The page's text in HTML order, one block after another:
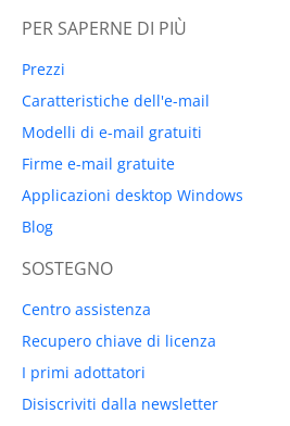
PER SAPERNE DI PIÙ
Prezzi
Caratteristiche dell'e-mail
Modelli di e-mail gratuiti
Firme e-mail gratuite
Applicazioni desktop Windows
Blog
SOSTEGNO
Centro assistenza
Recupero chiave di licenza
I primi adottatori
Disiscriviti dalla newsletter